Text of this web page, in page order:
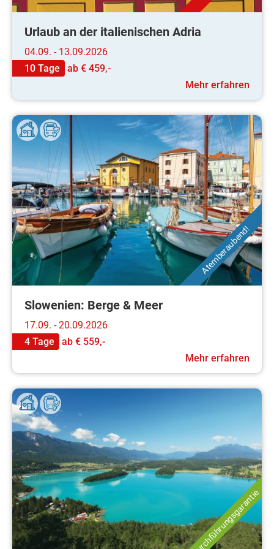
Urlaub an der italienischen Adria
04.09. - 13.09.2026
10 Tage
ab € 459,-
Mehr erfahren
Atemberaubend!
Slowenien: Berge & Meer
17.09. - 20.09.2026
4 Tage
ab € 559,-
Mehr erfahren
Durchführungsgarantie